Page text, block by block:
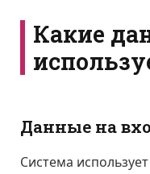
Какие
Данные на
Система